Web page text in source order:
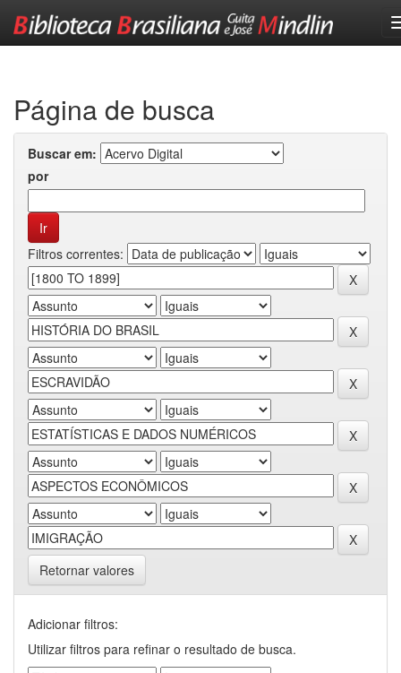
Página de busca
Buscar em:
por
Filtros correntes:
Retornar valores
Adicionar filtros:
Utilizar filtros para refinar o resultado de busca.